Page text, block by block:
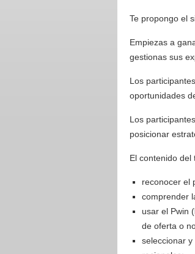
Te propongo el
Empiezas a
gestionas sus
Los
oportunidades
Los
posicionar
El contenido del
reconocer el
comprender
usar el Pwin
de oferta o
seleccionar